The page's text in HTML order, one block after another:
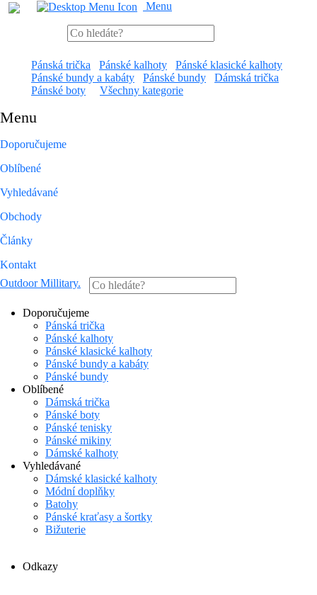
Menu
Pánská trička Pánské kalhoty
Pánské klasické kalhoty
Pánské bundy a kabáty
Pánské bundy
Dámská trička
Pánské boty
Všechny kategorie
Menu
Doporučujeme
Oblíbené
Vyhledávané
Obchody
Články
Kontakt
Outdoor Millitary.
Doporučujeme
Pánská trička
Pánské kalhoty
Pánské klasické kalhoty
Pánské bundy a kabáty
Pánské bundy
Oblíbené
Dámská trička
Pánské boty
Pánské tenisky
Pánské mikiny
Dámské kalhoty
Vyhledávané
Dámské klasické kalhoty
Módní doplňky
Batohy
Pánské kraťasy a šortky
Bižuterie
Odkazy